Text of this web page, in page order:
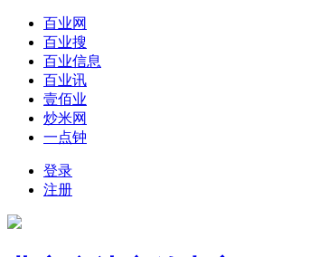
百业网
百业搜
百业信息
百业讯
壹佰业
炒米网
一点钟
登录
注册